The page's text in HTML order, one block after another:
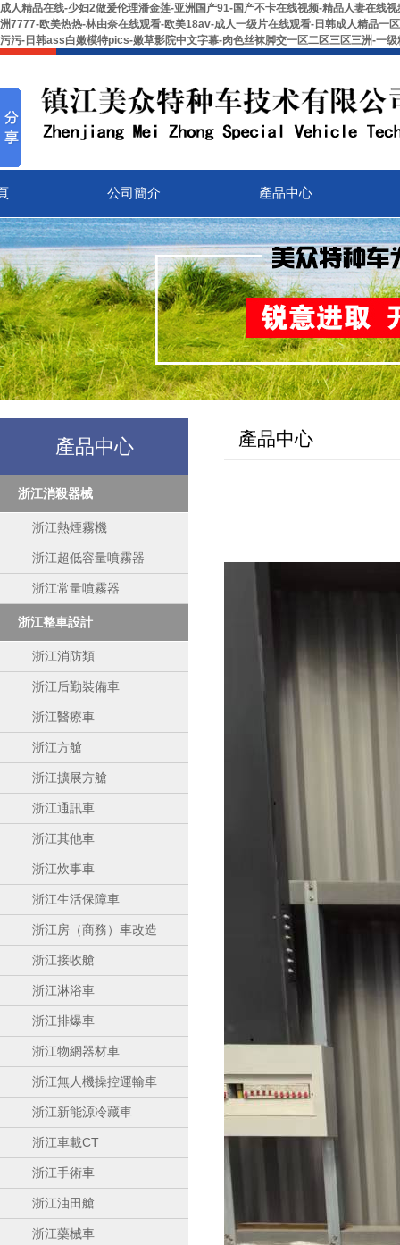
成人精品在线-少妇2做爰伦理潘金莲-亚洲国产91-国产不卡在线视频-精品人妻在
洲7777-欧美热热-林由奈在线观看-欧美18av-成人一级片在线观看-日韩成人精品
污污-日韩ass白嫩模特pics-嫩草影院中文字幕-肉色丝袜脚交一区二区三区三洲-一
公司簡介 產品中心
產品中心
浙江消殺器械
浙江熱煙霧機
浙江超低容量噴霧器
浙江常量噴霧器
浙江整車設計
浙江消防類
浙江后勤裝備車
浙江醫療車
浙江方艙
浙江擴展方艙
浙江通訊車
浙江其他車
浙江炊事車
浙江生活保障車
浙江房（商務）車改造
浙江接收艙
浙江淋浴車
浙江排爆車
浙江物網器材車
浙江無人機操控運輸車
浙江新能源冷藏車
浙江車載CT
浙江手術車
浙江油田艙
浙江藥械車
產品中心